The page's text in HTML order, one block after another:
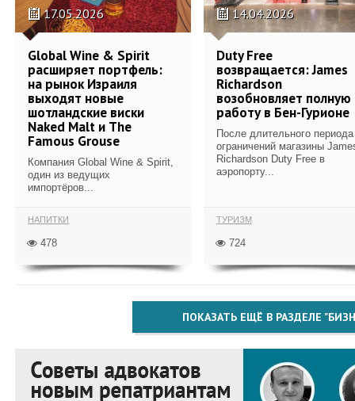
17.05.2026
Global Wine & Spirit
расширяет портфель:
на рынок Израиля
выходят новые
шотландские виски
Naked Malt и The
Famous Grouse
Компания Global Wine & Spirit,
один из ведущих
импортёров...
НАПИТКИ
478
14.04.2026
Duty Free
возвращается: James
Richardson
возобновляет полную
работу в Бен-Гурионе
После длительного периода
ограничений магазины
Richardson Duty Free в
аэропорту...
ТУРИЗМ
724
ПОКАЗАТЬ ЕЩЁ В РАЗДЕЛЕ